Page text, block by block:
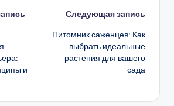
и
Следующая запись
Питомник саженцев: Как
выбрать идеальные
растения для вашего
сада